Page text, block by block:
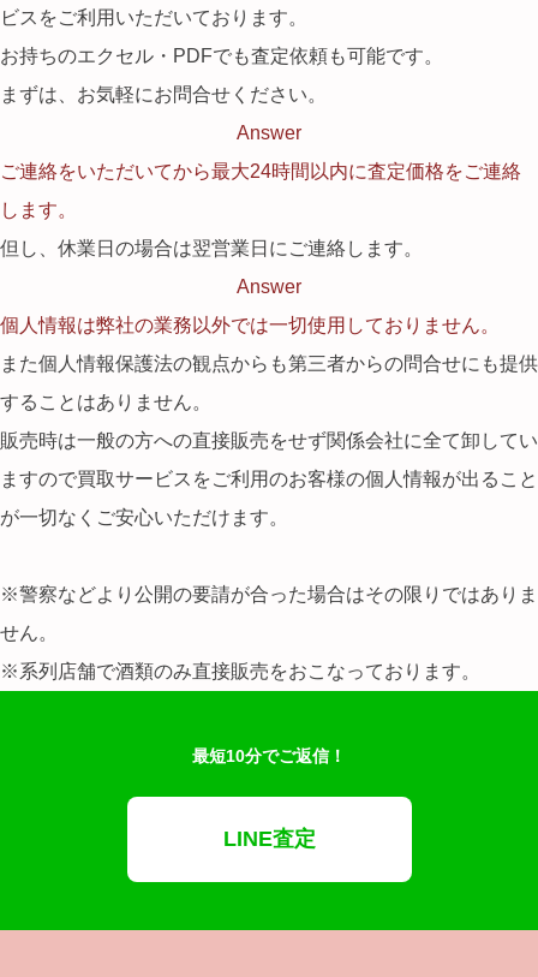
ビスをご利用いただいております。
お持ちのエクセル・PDFでも査定依頼も可能です。
まずは、お気軽にお問合せください。
Answer
ご連絡をいただいてから最大24時間以内に査定価格をご連絡
します。
但し、休業日の場合は翌営業日にご連絡します。
Answer
個人情報は弊社の業務以外では一切使用しておりません。
また個人情報保護法の観点からも第三者からの問合せにも提供
することはありません。
販売時は一般の方への直接販売をせず関係会社に全て卸してい
ますので買取サービスをご利用のお客様の個人情報が出ること
が一切なくご安心いただけます。
※警察などより公開の要請が合った場合はその限りではありま
せん。
※系列店舗で酒類のみ直接販売をおこなっております。
最短10分でご返信！
LINE査定